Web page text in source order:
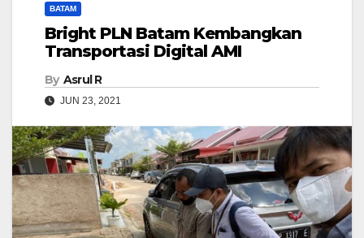
BATAM
Bright PLN Batam Kembangkan
Transportasi Digital AMI
By Asrul R
JUN 23, 2021